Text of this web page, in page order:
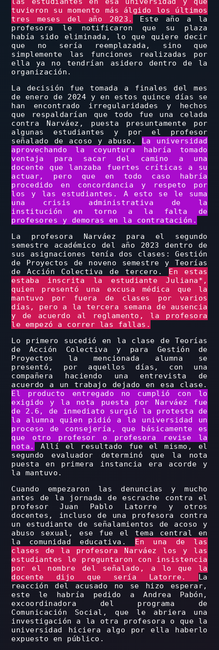
tuvieron su momento más álgido los últimos
tres meses del año 2023.
Este año a la
profesora le notificaron que su plaza
había sido eliminada, lo que quiere decir
que no sería reemplazada, sino que
simplemente las funciones realizadas por
ella ya no tendrían asidero dentro de la
organización.
La decisión fue tomada a finales del mes
de enero de 2024 y en estos quince días se
han encontrado irregularidades y hechos
que respaldarían que todo fue una celada
contra Narváez, puesta presuntamente por
algunas estudiantes y por el profesor
señalado de acoso y abuso. La universidad
aprovechando la coyuntura habría tomado
ventaja para sacar del camino a una
docente que lanzaba fuertes críticas a su
actuar, pero que en todo caso habría
procedido en concordancia y respeto por
los y las estudiantes. A esto se le suma
una crisis administrativa de la
institución en torno a la falta de
profesores y demoras en la contratación.
La profesora Narváez para el segundo
semestre académico del año 2023 dentro de
sus asignaciones tenía dos clases: Gestión
de Proyectos de noveno semestre y Teorías
de Acción Colectiva de tercero. En estas
estaba inscrita la estudiante Juliana*,
quien presentó una excusa médica que la
mantuvo por fuera de clases por varios
días, pero a la tercera semana de ausencia
y de acuerdo al reglamento, la profesora
le empezó a correr las fallas.
Lo primero sucedió en la clase de Teorías
de Acción Colectiva y para Gestión de
Proyectos la mencionada alumna se
presentó, por aquellos días, con una
compañera haciendo una entrevista de
acuerdo a un trabajo dejado en esa clase.
El producto entregado no cumplió con lo
exigido y la nota puesta por Narváez fue
de 2.6, de inmediato surgió la protesta de
la alumna quien pidió a la universidad un
proceso de consejería, que básicamente es
que otro profesor o profesora revise la
nota.
Allí el resultado fue el mismo, el
segundo evaluador determinó que la nota
puesta en primera instancia era acorde y
la mantuvo.
Cuando empezaron las denuncias y mucho
antes de la jornada de escrache contra el
profesor Juan Pablo Latorre y otros
docentes, incluso de una profesora contra
un estudiante de señalamientos de acoso y
abuso sexual, ese fue el tema central en
la comunidad educativa. En una de las
clases de la profesora Narváez los y las
estudiantes le preguntaron con insistencia
por el nombre del señalado, a lo que la
docente dijo que sería Latorre. La
reacción del acusado no se hizo esperar,
este le habría pedido a Andrea Pabón,
excoordinadora del programa de
Comunicación Social, que le abriera una
investigación a la otra profesora o que la
universidad hiciera algo por ella haberlo
expuesto en público.